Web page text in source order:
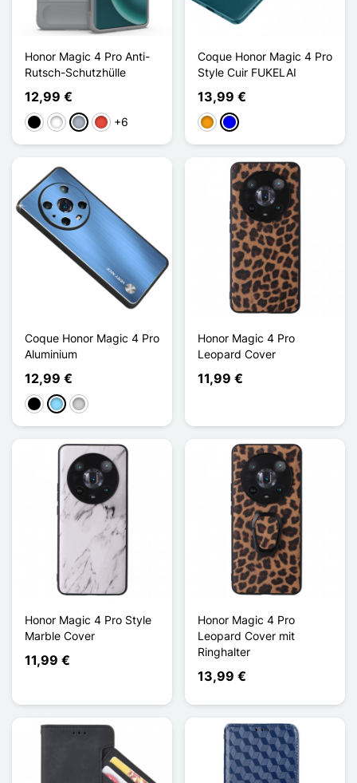
Honor Magic 4 Pro Anti-
Rutsch-Schutzhülle
12,99 €
Schwarz
WeißGrauRot +6
Coque Honor Magic 4 Pro
Style Cuir FUKELAI
13,99 €
Orange
Blau
Coque Honor Magic 4 Pro
Aluminium
12,99 €
Schwarz
Hellblau
Silber
Honor Magic 4 Pro
Leopard Cover
11,99 €
Honor Magic 4 Pro Style
Marble Cover
11,99 €
Honor Magic 4 Pro
Leopard Cover mit
Ringhalter
13,99 €